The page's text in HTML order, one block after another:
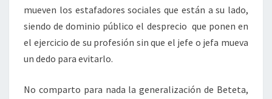
mueven los estafadores sociales que están a su lado,
siendo de dominio público el desprecio que ponen en
el ejercicio de su profesión sin que el jefe o jefa mueva
un dedo para evitarlo.
No comparto para nada la generalización de Beteta,